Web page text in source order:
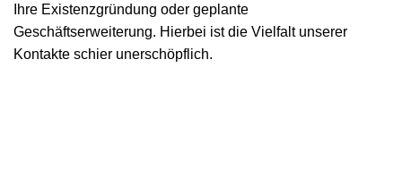
Ihre Existenzgründung oder geplante
Geschäftserweiterung. Hierbei ist die Vielfalt unserer
Kontakte schier unerschöpflich.